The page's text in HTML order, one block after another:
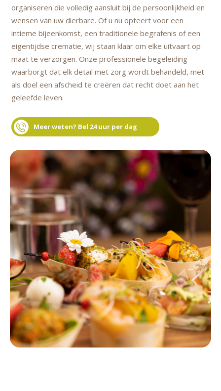
organiseren die volledig aansluit bij de persoonlijkheid en
wensen van uw dierbare. Of u nu opteert voor een
intieme bijeenkomst, een traditionele begrafenis of een
eigentijdse crematie, wij staan klaar om elke uitvaart op
maat te verzorgen. Onze professionele begeleiding
waarborgt dat elk detail met zorg wordt behandeld, met
als doel een afscheid te creëren dat recht doet aan het
geleefde leven.
Meer weten? Bel 24 uur per dag